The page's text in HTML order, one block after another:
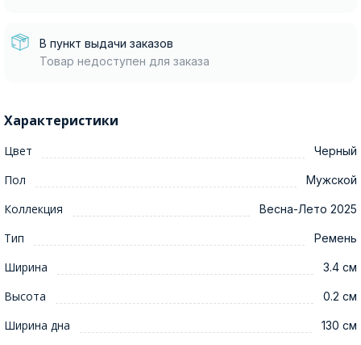
В пункт выдачи заказов
Товар недоступен для заказа
Характеристики
Цвет Черный
Пол Мужской
Коллекция Весна-Лето 2025
Тип Ремень
Ширина 3.4 см
Высота 0.2 см
Ширина дна 130 см